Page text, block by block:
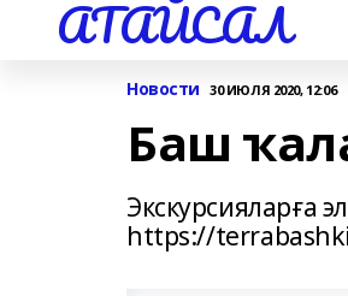
АТАЙСАЛ
Новости 30 ИЮЛЯ 2020, 12:06
Баш
Экскурсияларға
https://